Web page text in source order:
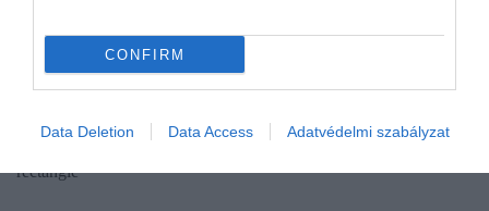
CONFIRM
Data Deletion Data Access Adatvédelmi szabályzat
Jelentősen szigorodnak az ecetekre vonatkozó előírások
Magyarországon: a jövőben csak a biológiai úton, mezőgazdasági
alapanyagból, kétszeres erjesztéssel előállított termékek viselhetik
rectangle